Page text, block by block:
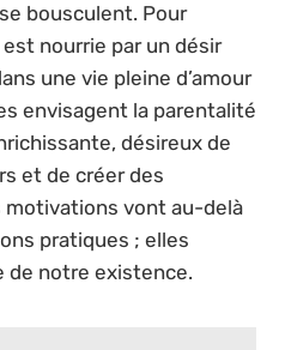
bousculent. Pour
nourrie par un désir
une vie pleine d’amour
envisagent la parentalité
désireux de
et de créer des
motivations vont au-delà
pratiques ; elles
notre existence.